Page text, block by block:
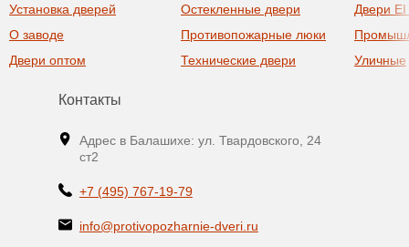
Установка дверей
О заводе
Двери оптом
Остекленные двери
Противопожарные люки
Технические двери
Двери
Уличные
Контакты
Адрес в Балашихе: ул. Твардовского, 24
ст2
+7 (495) 767-19-79
info@protivopozharnie-dveri.ru